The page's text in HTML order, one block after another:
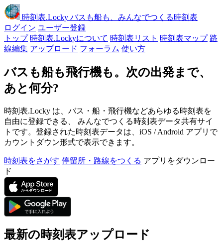
時刻表.Locky バスも船も、みんなでつくる時刻表
ログイン ユーザー登録
トップ 時刻表.Lockyについて 時刻表リスト 時刻表マップ 路
線編集 アップロード フォーラム 使い方
バスも船も飛行機も。次の出発まで、
あと何分?
時刻表.Locky は、バス・船・飛行機などあらゆる時刻表を
自由に登録できる、 みんなでつくる時刻表データ共有サイ
トです。登録された時刻表データは、iOS / Android アプリで
カウントダウン形式で表示できます。
時刻表をさがす 停留所・路線をつくる アプリをダウンロー
ド
最新の時刻表アップロード